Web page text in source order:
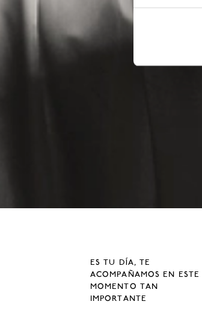
ES TU DÍA, TE
ACOMPAÑAMOS EN ESTE
MOMENTO TAN
IMPORTANTE